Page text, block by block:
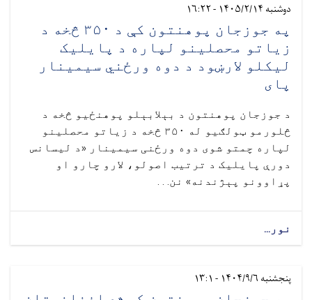
دوشنبه ۱۴۰۵/۲/۱۴ - ۱۶:۲۲
په جوزجان پوهنتون کې د ۳۵۰ څخه د
زیاتو محصلینو لپاره د پایلیک
لیکلو لارښود د دوه ورځني سیمینار
پای
د جوزجان پوهنتون د بېلابېلو پوهنځیو څخه د
څلورمو ټولګيو له ۳۵۰ څخه د زیاتو محصلینو
لپاره چمتو شوی دوه ورځنی سیمینار «د لیسانس
دورې پایلیک د ترتیب اصولو، لارو چارو او
پړاوونو پېژندنه» نن. . .
نور...
پنجشنبه ۱۴۰۴/۹/۶ - ۱۳:۱